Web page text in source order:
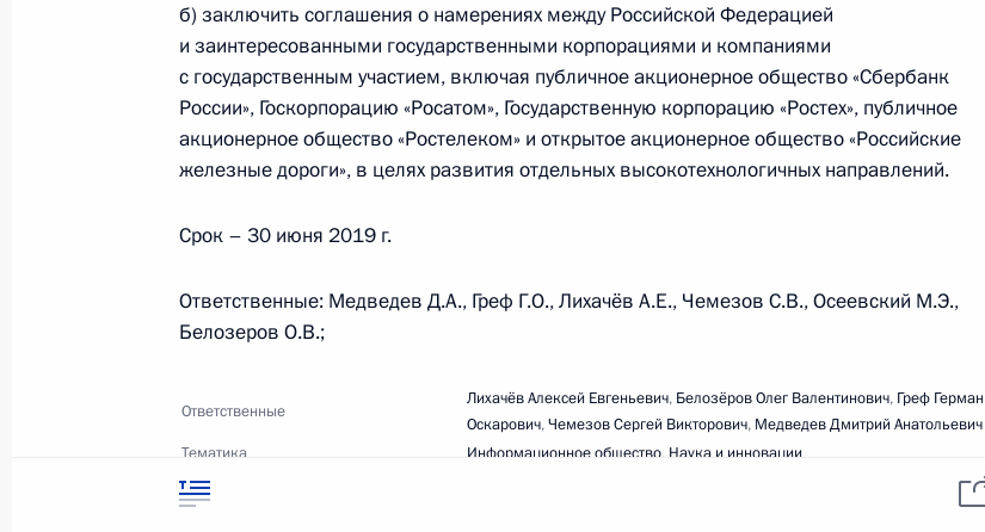
Контакты
Поиск
Для СМИ
Подписаться
Версия для людей
возможностями
гражданам школьного
возраста
Виртуальный тур по
Владимир Путин —
YouTube
доступны по лицензии:
Creative Commons
Президента России
б) заключить соглашения о намерениях между Российской Федерацией
и заинтересованными государственными корпорациями и компаниями
с государственным участием, включая публичное акционерное общество «Сбербанк
России», Госкорпорацию «Росатом», Государственную корпорацию «Ростех», публичное
акционерное общество «Ростелеком» и открытое акционерное общество «Российские
железные дороги», в целях развития отдельных высокотехнологичных направлений.
Срок – 30 июня 2019 г.
Ответственные: Медведев Д.А., Греф Г.О., Лихачёв А.Е., Чемезов С.В., Осеевский М.Э.,
Белозеров О.В.;
Ответственные
Лихачёв Алексей Евгеньевич, Белозёров Олег Валентинович, Греф Герман
Оскарович,Чемезов Сергей Викторович, Медведев Дмитрий Анатольевич
Тематика
Информационное общество, Наука и инновации
Срок исполнения